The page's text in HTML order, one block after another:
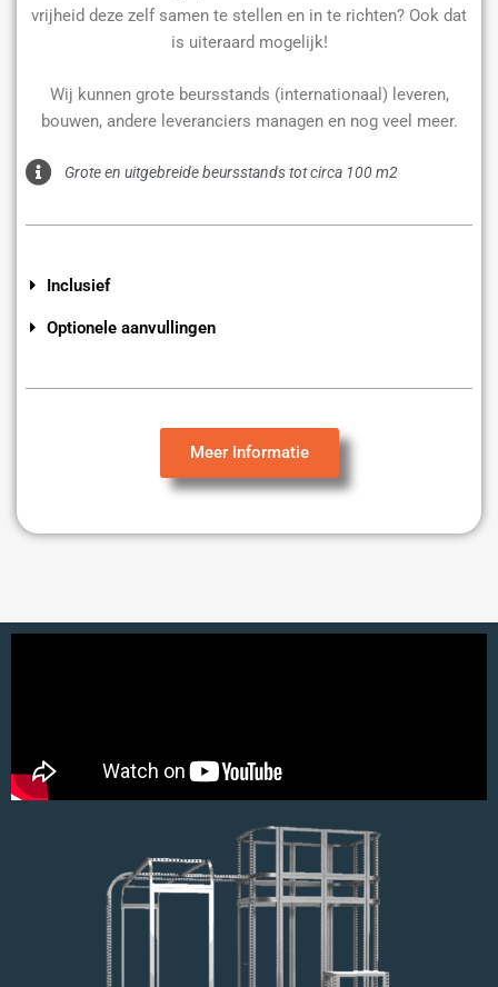
vrijheid deze zelf samen te stellen en in te richten? Ook dat
is uiteraard mogelijk!
Wij kunnen grote beursstands (internationaal) leveren,
bouwen, andere leveranciers managen en nog veel meer.
Grote en uitgebreide beursstands tot circa 100 m2
Inclusief
Optionele aanvullingen
Meer Informatie